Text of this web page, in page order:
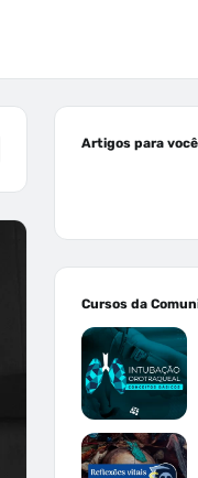
Artigos para você
Cursos da